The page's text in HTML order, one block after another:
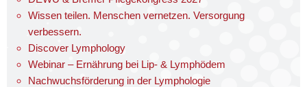
Wissen teilen. Menschen vernetzen. Versorgung
verbessern.
Discover Lymphology
Webinar – Ernährung bei Lip- & Lymphödem
Nachwuchsförderung in der Lymphologie